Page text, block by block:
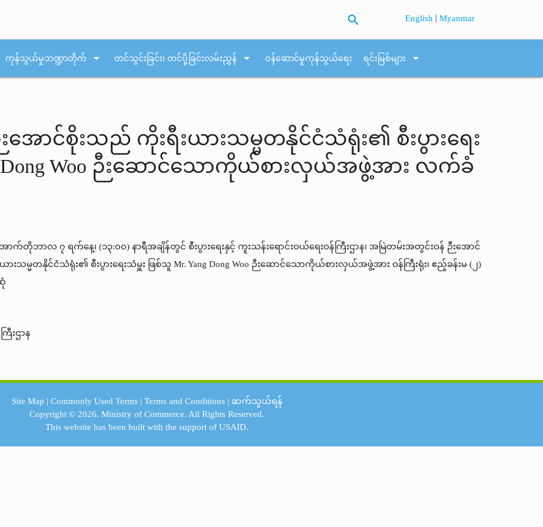
search English |Myanmar
ကုန်သွယ်မှုဘဏ္ဍာတိုက် arrow_drop_down တင်သွင်းခြင်း၊ တင်ပို့ခြင်းလမ်းညွှန် arrow_drop_down ဝန်ဆောင်မှုကုန်သွယ်ရေး ရင်းမြစ်များ arrow_drop_down
ောင်စိုးသည် ကိုးရီးယားသမ္မတနိုင်ငံသံရုံး၏ စီးပွားရေး
Dong Woo ဉီးဆောင်သောကိုယ်စားလှယ်အဖွဲ့အား လက်ခံ
ောက်တိုဘာလ ၇ ရက်နေ့၊ (၁၃:၀၀) နာရီအချိန်တွင် စီးပွားရေးနှင့် ကူးသန်းရောင်းဝယ်ရေးဝန်ကြီးဌာန၊ အမြဲတမ်းအတွင်းဝန် ဉီးအောင်
းသမ္မတနိုင်ငံသံရုံး၏ စီးပွားရေးသံမှူး ဖြစ်သူ Mr. Yang Dong Woo ဉီးဆောင်သောကိုယ်စားလှယ်အဖွဲ့အား ဝန်ကြီးရုံး၊ ဧည့်ခန်းမ (၂)
ြီးဌာန
Site Map | Commonly Used Terms| Terms and Conditions| ဆက်သွယ်ရန်
Copyright © 2026.Ministry of Commerce. All Rights Reserved.
This website has been built with the support ofUSAID.